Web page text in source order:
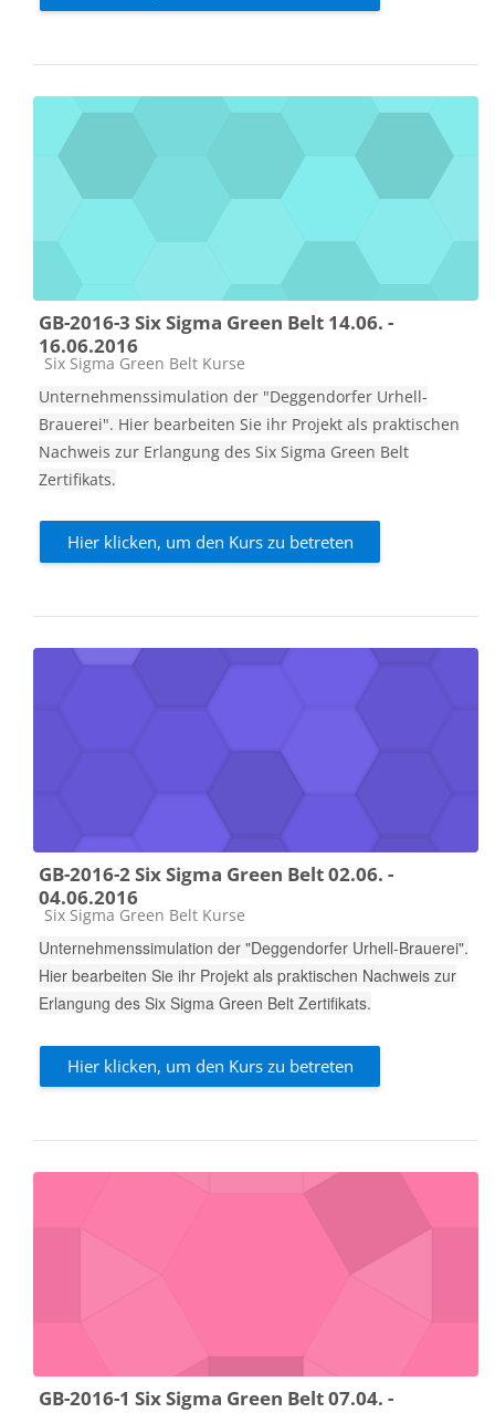
GB-2016-3 Six Sigma Green Belt 14.06. -
16.06.2016
Kursbereich
Six Sigma Green Belt Kurse
Unternehmenssimulation der "Deggendorfer Urhell-
Brauerei". Hier bearbeiten Sie ihr Projekt als praktischen
Nachweis zur Erlangung des Six Sigma Green Belt
Zertifikats.
Hier klicken, um den Kurs zu betreten
GB-2016-2 Six Sigma Green Belt 02.06. -
04.06.2016
Kursbereich
Six Sigma Green Belt Kurse
Unternehmenssimulation der "Deggendorfer Urhell-Brauerei".
Hier bearbeiten Sie ihr Projekt als praktischen Nachweis zur
Erlangung des Six Sigma Green Belt Zertifikats.
Hier klicken, um den Kurs zu betreten
GB-2016-1 Six Sigma Green Belt 07.04. -